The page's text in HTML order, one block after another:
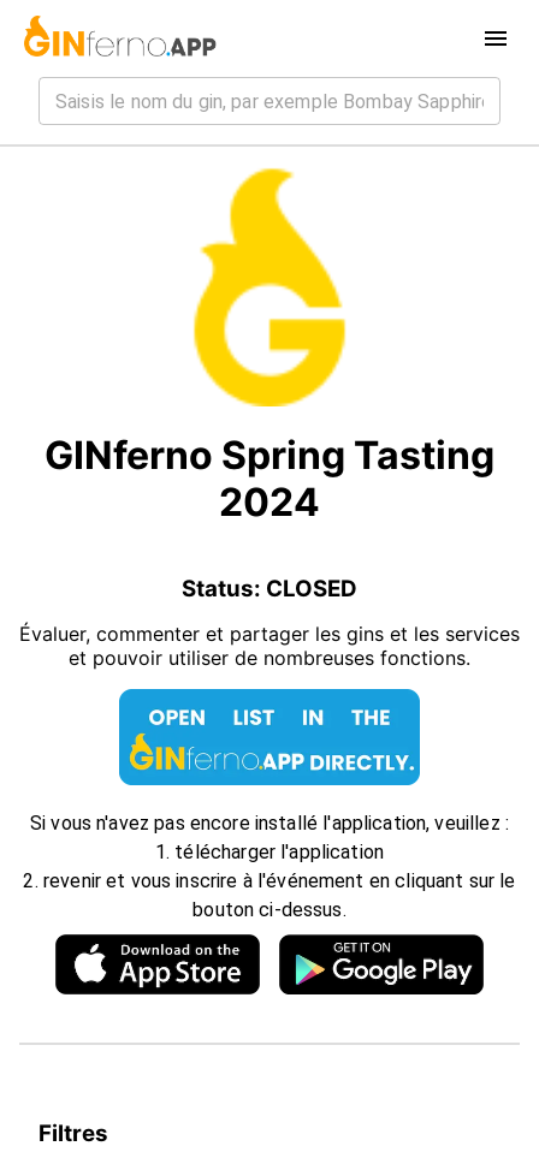
GINferno Spring Tasting
2024
Status: CLOSED
Évaluer, commenter et partager les gins et les services
et pouvoir utiliser de nombreuses fonctions.
Si vous n'avez pas encore installé l'application, veuillez :
1. télécharger l'application
2. revenir et vous inscrire à l'événement en cliquant sur le
bouton ci-dessus.
Filtres